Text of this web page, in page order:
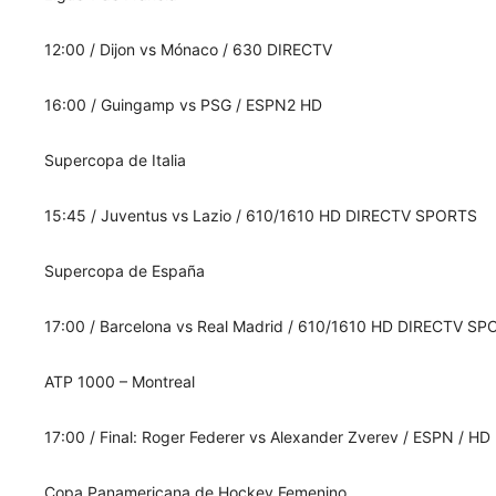
12:00 / Dijon vs Mónaco / 630 DIRECTV
16:00 / Guingamp vs PSG / ESPN2 HD
Supercopa de Italia
15:45 / Juventus vs Lazio / 610/1610 HD DIRECTV SPORTS
Supercopa de España
17:00 / Barcelona vs Real Madrid / 610/1610 HD DIRECTV
ATP 1000 – Montreal
17:00 / Final: Roger Federer vs Alexander Zverev / ESPN / HD